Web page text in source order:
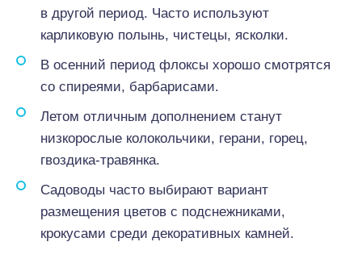
в другой период. Часто используют
карликовую полынь, чистецы, ясколки.
В осенний период флоксы хорошо смотрятся
со спиреями, барбарисами.
Летом отличным дополнением станут
низкорослые колокольчики, герани, горец,
гвоздика-травянка.
Садоводы часто выбирают вариант
размещения цветов с подснежниками,
крокусами среди декоративных камней.